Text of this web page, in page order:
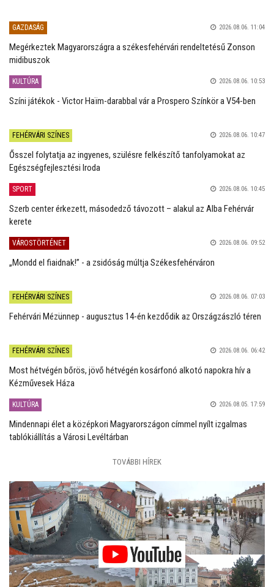
GAZDASÁG 2026.08.06. 11:04
Megérkeztek Magyarországra a székesfehérvári rendeltetésű Zonson
midibuszok
KULTÚRA 2026.08.06. 10:53
Színi játékok - Victor Haïm-darabbal vár a Prospero Színkör a V54-ben
FEHÉRVÁRI SZÍNES 2026.08.06. 10:47
Ősszel folytatja az ingyenes, szülésre felkészítő tanfolyamokat az
Egészségfejlesztési Iroda
SPORT 2026.08.06. 10:45
Szerb center érkezett, másodedző távozott – alakul az Alba Fehérvár
kerete
VÁROSTÖRTÉNET 2026.08.06. 09:52
„Mondd el fiaidnak!” - a zsidóság múltja Székesfehérváron
FEHÉRVÁRI SZÍNES 2026.08.06. 07:03
Fehérvári Mézünnep - augusztus 14-én kezdődik az Országzászló téren
FEHÉRVÁRI SZÍNES 2026.08.06. 06:42
Most hétvégén bőrös, jövő hétvégén kosárfonó alkotó napokra hív a
Kézművesek Háza
KULTÚRA 2026.08.05. 17:59
Mindennapi élet a középkori Magyarországon címmel nyílt izgalmas
tablókiállítás a Városi Levéltárban
TOVÁBBI HÍREK